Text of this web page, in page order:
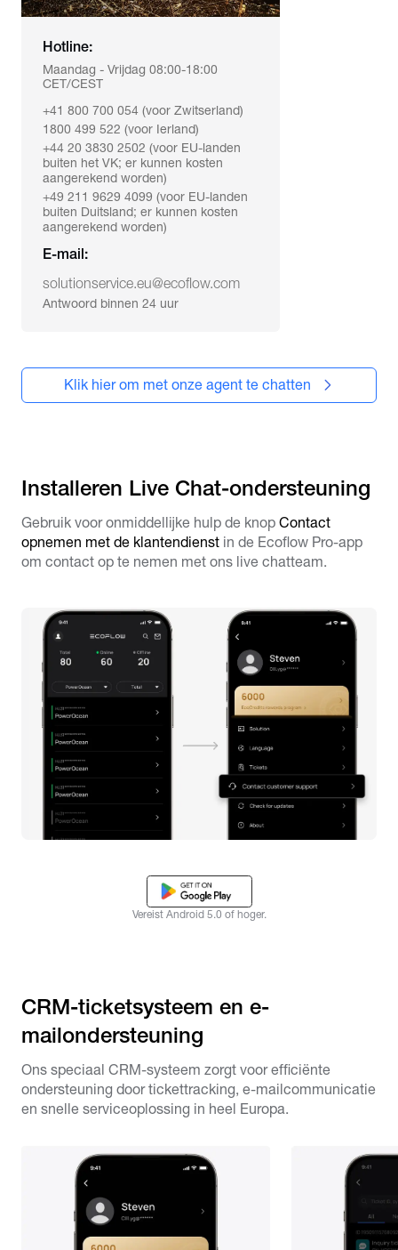
Hotline:
Maandag - Vrijdag 08:00-18:00
CET/CEST
+41 800 700 054 (voor Zwitserland)
1800 499 522 (voor Ierland)
+44 20 3830 2502 (voor EU-landen
buiten het VK; er kunnen kosten
aangerekend worden)
+49 211 9629 4099 (voor EU-landen
buiten Duitsland; er kunnen kosten
aangerekend worden)
E-mail:
solutionservice.eu@ecoflow.com
Antwoord binnen 24 uur
Klik hier om met onze agent te chatten
Installeren Live Chat-ondersteuning
Gebruik voor onmiddellijke hulp de knop Contact
opnemen met de klantendienst in de Ecoflow Pro-app
om contact op te nemen met ons live chatteam.
Vereist Android 5.0 of hoger.
CRM-ticketsysteem en e-
mailondersteuning
Ons speciaal CRM-systeem zorgt voor efficiënte
ondersteuning door tickettracking, e-mailcommunicatie
en snelle serviceoplossing in heel Europa.